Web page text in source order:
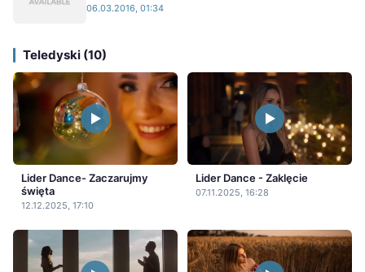
06.03.2016, 01:34
Teledyski (10)
Lider Dance- Zaczarujmy
święta
12.12.2025, 17:10
Lider Dance - Zaklęcie
07.11.2025, 16:28